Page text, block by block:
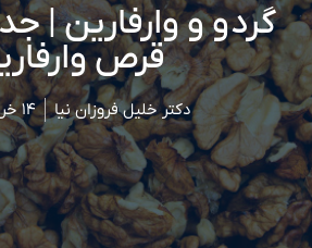
گردو و وارفارین |
قرص
دکتر خلیل فروزان نیا ۱۴ خرداد ۱۳۹۹